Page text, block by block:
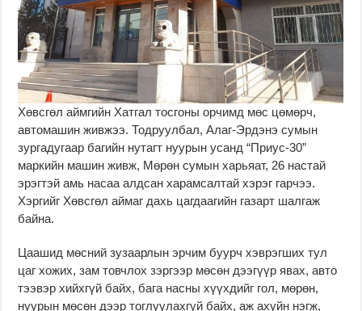
Хөвсгөл аймгийн Хатгал тосгоны орчимд мөс цөмөрч,
автомашин живжээ. Тодруулбал, Алаг-Эрдэнэ сумын
зургадугаар багийн нутагт нуурын усанд “Приус-30”
маркийн машин живж, Мөрөн сумын харьяат, 26 настай
эрэгтэй амь насаа алдсан харамсалтай хэрэг гарчээ.
Хэргийг Хөвсгөл аймаг дахь цагдаагийн газарт шалгаж
байна.
Цаашид мөсний зузаарлын эрчим буурч хэврэгших тул
цаг хожих, зам товчлох зэргээр мөсөн дээгүүр явах, авто
тээвэр хийхгүй байх, бага насны хүүхдийг гол, мөрөн,
нуурын мөсөн дээр тоглуулахгүй байх, аж ахуйн нэгж,